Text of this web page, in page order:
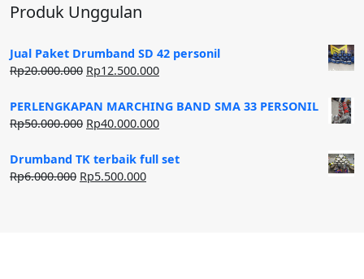
Produk Unggulan
Jual Paket Drumband SD 42 personil
Rp20.000.000 Harga
adalah:
Rp20.000.000.
Rp12.500.000Harga
ini
adalah:
PERLENGKAPAN MARCHING BAND SMA 33 PERSONIL
Rp50.000.000 Harga
adalah:
Rp50.000.000.
Rp40.000.000Harga
ini
Drumband TK terbaik full set
Rp6.000.000 Harga
Rp5.500.000Harga